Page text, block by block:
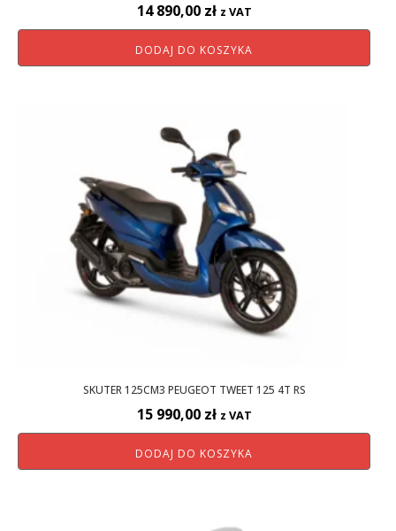
14 890,00 zł z VAT
DODAJ DO KOSZYKA
SKUTER 125CM3 PEUGEOT TWEET 125 4T RS
15 990,00 zł z VAT
DODAJ DO KOSZYKA